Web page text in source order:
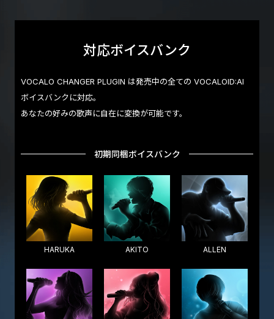
対応ボイスバンク
VOCALO CHANGER PLUGIN は発売中の全ての VOCALOID:AI
ボイスバンクに対応。
あなたの好みの歌声に自在に変換が可能です。
初期同梱ボイスバンク
HARUKA AKITO ALLEN